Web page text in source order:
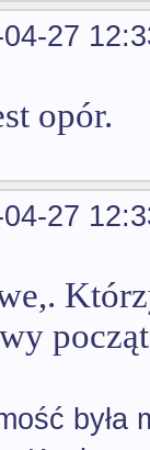
27
opór.
27
była